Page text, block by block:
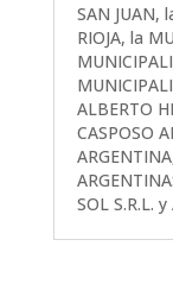
SAN JUAN,
RIOJA, la
ALBERTO
CASPOSO
SOL S.R.L.